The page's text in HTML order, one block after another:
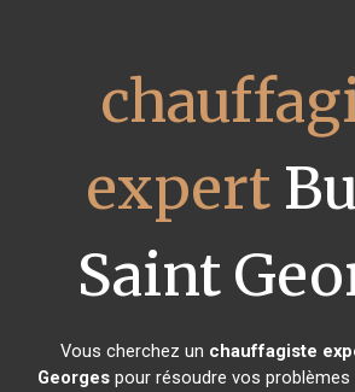
expert
Saint
Vous cherchez un chauffagiste
Georges pour résoudre vos problèmes